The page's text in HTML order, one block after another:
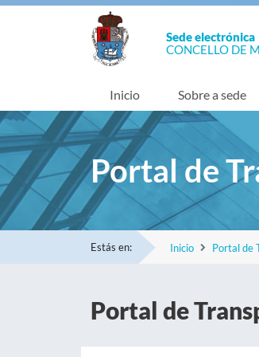
Sede electrónica
CONCELLO DE
Inicio Sobre a sede
Portal de
Estás en: Inicio Portal de
Portal de